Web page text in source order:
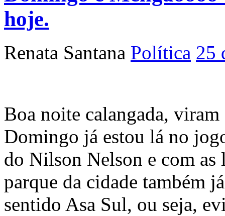
hoje.
Renata Santana Política 25
Boa noite calangada,
Domingo já estou lá no
do Nilson Nelson e com as
parque da cidade também
sentido Asa Sul, ou seja,